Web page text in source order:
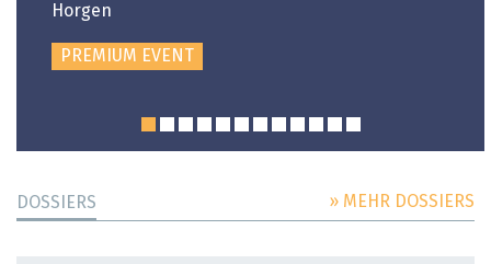
Horgen
PREMIUM EVENT
DOSSIERS » MEHR DOSSIERS